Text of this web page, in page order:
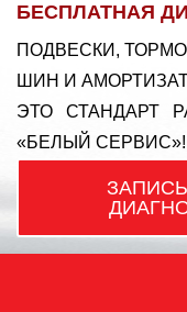
БЕСПЛАТНАЯ
ПОДВЕСКИ,
ШИН И
ЭТО СТАНДАРТ
«БЕЛЫЙ СЕРВИС»!